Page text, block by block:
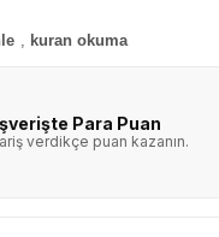
, kuran okuma
Para Puan
verdikçe puan kazanın.